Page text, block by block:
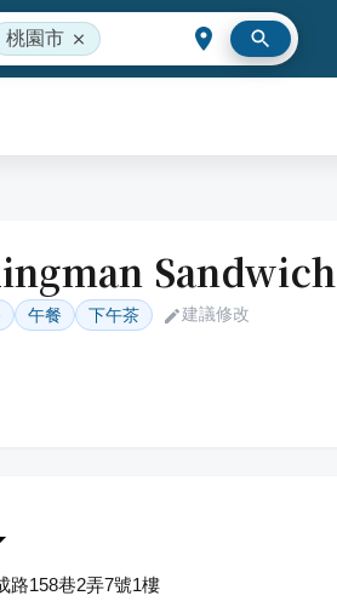
桃園市
Sandwich
午餐 下午茶 建議修改
路158巷2弄7號1樓